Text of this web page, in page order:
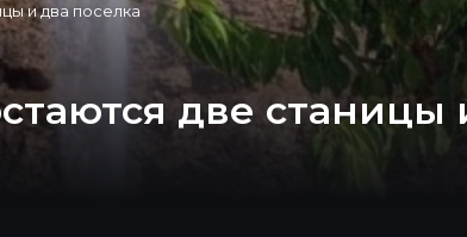
и два поселка
две станицы